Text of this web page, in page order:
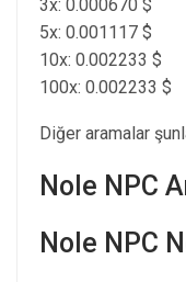
3x: 0.000670 $
5x: 0.001117 $
10x: 0.002233 $
100x: 0.002233 $
Diğer aramalar
Nole NPC
Nole NPC